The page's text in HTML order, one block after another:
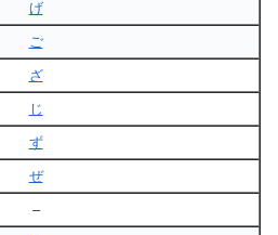
げ
ご
ざ
じ
ず
ぜ
–